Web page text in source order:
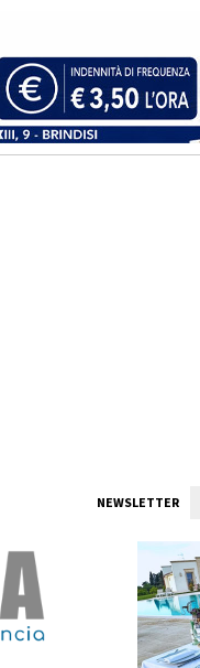
NEWSLETTER